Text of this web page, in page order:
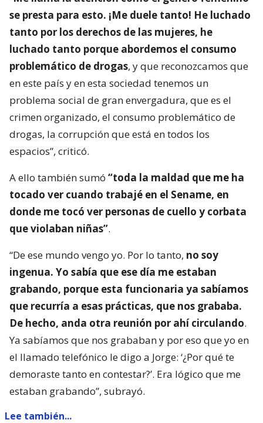
se presta para esto. ¡Me duele tanto! He luchado
tanto por los derechos de las mujeres, he
luchado tanto porque abordemos el consumo
problemático de drogas, y que reconozcamos que
en este país y en esta sociedad tenemos un
problema social de gran envergadura, que es el
crimen organizado, el consumo problemático de
drogas, la corrupción que está en todos los
espacios”, criticó.
A ello también sumó “toda la maldad que me ha
tocado ver cuando trabajé en el Sename, en
donde me tocó ver personas de cuello y corbata
que violaban niñas”.
“De ese mundo vengo yo. Por lo tanto, no soy
ingenua. Yo sabía que ese día me estaban
grabando, porque esta funcionaria ya sabíamos
que recurría a esas prácticas, que nos grababa.
De hecho, anda otra reunión por ahí circulando.
Ya sabíamos que nos grababan y por eso que yo en
el llamado telefónico le digo a Jorge: ‘¿Por qué te
demoraste tanto en contestar?’. Era lógico que me
estaban grabando”, subrayó.
Lee también...